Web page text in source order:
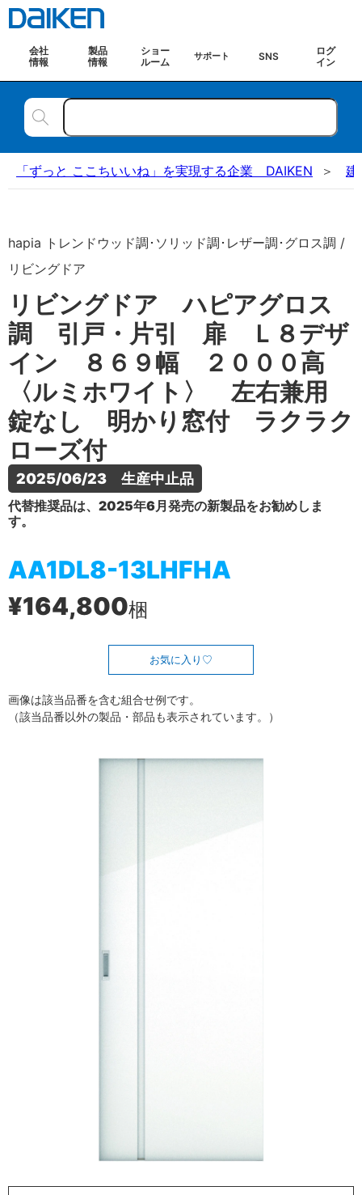
会社
情報
製品
情報
ショー
ルーム
サポート SNS
ログ
イン
「ずっと ここちいいね」を実現する企業 DAIKEN 建
hapia トレンドウッド調･ソリッド調･レザー調･グロス調 /
リビングドア
リビングドア ハピアグロス
調 引戸・片引 扉 Ｌ８デザ
イン ８６９幅 ２０００高
〈ルミホワイト〉 左右兼用
錠なし 明かり窓付 ラクラク
ローズ付
2025/06/23　生産中止品
代替推奨品は、2025年6月発売の新製品をお勧めしま
す。
AA1DL8-13LHFHA
¥164,800梱
お気に入り
画像は該当品番を含む組合せ例です。
（該当品番以外の製品・部品も表示されています。）